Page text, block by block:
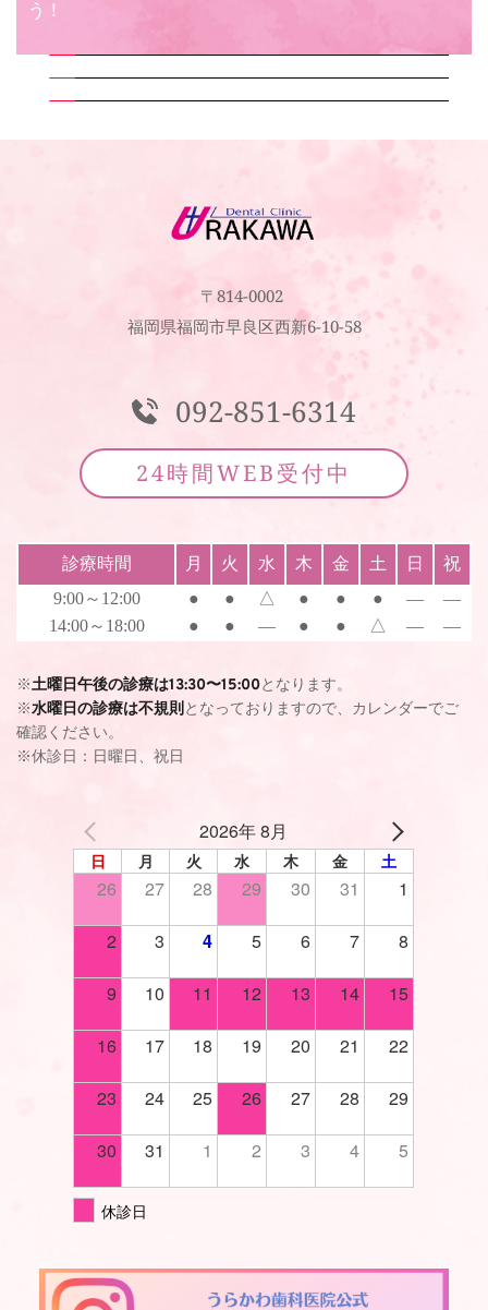
う！
〒814-0002
福岡県福岡市早良区西新6-10-58
092-851-6314
24時間WEB受付中
診療時間 月 火 水 木 金 土 日
祝
9:00～12:00
● ● △ ● ● ● ―
―
14:00～18:00
● ● ― ● ● △ ― ―
※土曜日午後の診療は13:30〜15:00となります。
※水曜日の診療は不規則 となっておりますので、カレンダーでご
確認ください。
※休診日：日曜日、祝日
2026年 8月
日 月 火 水 木 金 土
26 27 28 29 30 31 1
2 3 4 5 6 7 8
9 10 11 12 13 14 15
16 17 18 19 20 21 22
23 24 25 26 27 28 29
30 31 1 2 3 4 5
休診日